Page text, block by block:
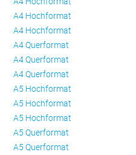
A4 Hochformat
A4 Hochformat
A4 Querformat
A4 Querformat
A4 Querformat
A5 Hochformat
A5 Hochformat
A5 Hochformat
A5 Querformat
A5 Querformat